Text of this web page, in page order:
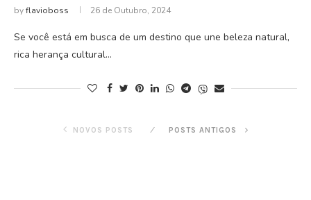
byflavioboss 26 de Outubro, 2024
Se você está em busca de um destino que une beleza natural,
rica herança cultural…
NOVOS POSTS POSTS ANTIGOS